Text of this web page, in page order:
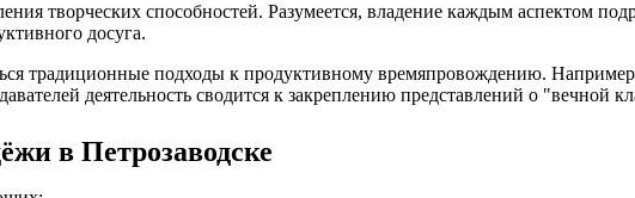
творческих способностей. Разумеется, владение каждым аспектом
досуга.
традиционные подходы к продуктивному времяпровождению.
деятельность сводится к закреплению представлений о "вечной
в Петрозаводске